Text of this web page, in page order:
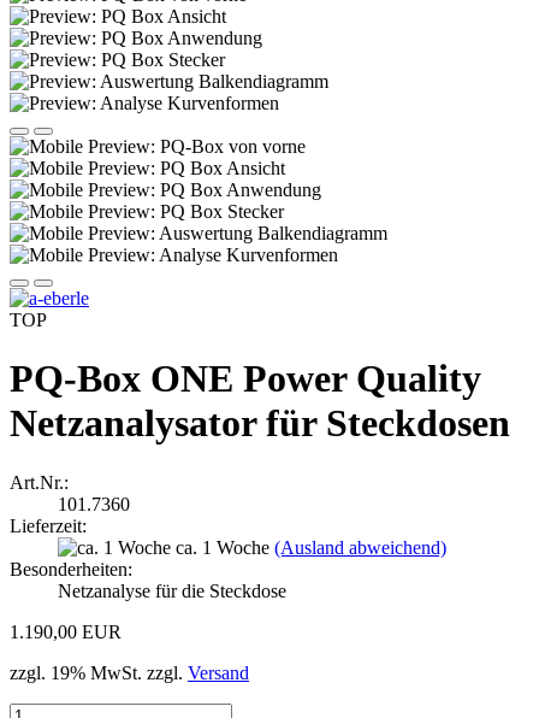
TOP
PQ-Box ONE Power Quality
Netzanalysator für Steckdosen
Art.Nr.:
101.7360
Lieferzeit:
ca. 1 Woche (Ausland abweichend)
Besonderheiten:
Netzanalyse für die Steckdose
1.190,00 EUR
zzgl. 19% MwSt. zzgl. Versand